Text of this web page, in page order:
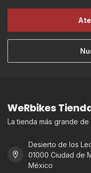
WeRbikes
La tienda más grande
Desierto de los
01000 Ciudad de
México